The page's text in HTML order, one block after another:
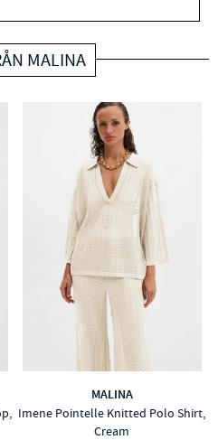
MALINA
MALINA
Imene Pointelle Knitted Polo Shirt,
Cream